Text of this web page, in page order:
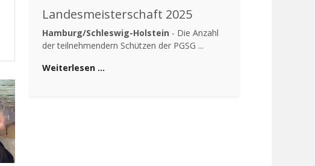
Landesmeisterschaft 2025
Hamburg/Schleswig-Holstein - Die Anzahl
der teilnehmendern Schützen der PGSG ...
Weiterlesen …